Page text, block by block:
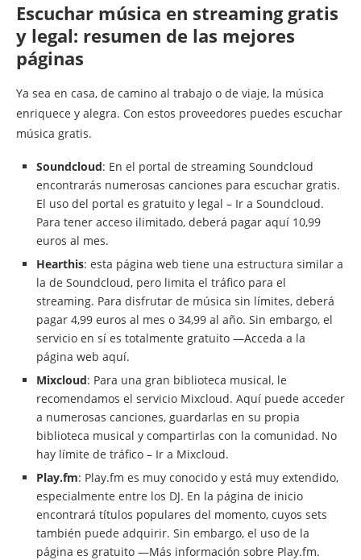
Escuchar música en streaming gratis
y legal: resumen de las mejores
páginas
Ya sea en casa, de camino al trabajo o de viaje, la música
enriquece y alegra. Con estos proveedores puedes escuchar
música gratis.
Soundcloud: En el portal de streaming Soundcloud
encontrarás numerosas canciones para escuchar gratis.
El uso del portal es gratuito y legal – Ir a Soundcloud.
Para tener acceso ilimitado, deberá pagar aquí 10,99
euros al mes.
Hearthis: esta página web tiene una estructura similar a
la de Soundcloud, pero limita el tráfico para el
streaming. Para disfrutar de música sin límites, deberá
pagar 4,99 euros al mes o 34,99 al año. Sin embargo, el
servicio en sí es totalmente gratuito —Acceda a la
página web aquí.
Mixcloud: Para una gran biblioteca musical, le
recomendamos el servicio Mixcloud. Aquí puede acceder
a numerosas canciones, guardarlas en su propia
biblioteca musical y compartirlas con la comunidad. No
hay límite de tráfico – Ir a Mixcloud.
Play.fm: Play.fm es muy conocido y está muy extendido,
especialmente entre los DJ. En la página de inicio
encontrará títulos populares del momento, cuyos sets
también puede adquirir. Sin embargo, el uso de la
página es gratuito —Más información sobre Play.fm.